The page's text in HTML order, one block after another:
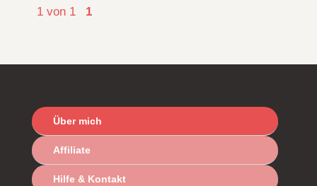
1 von 1 1
Über mich
Affiliate
Hilfe & Kontakt